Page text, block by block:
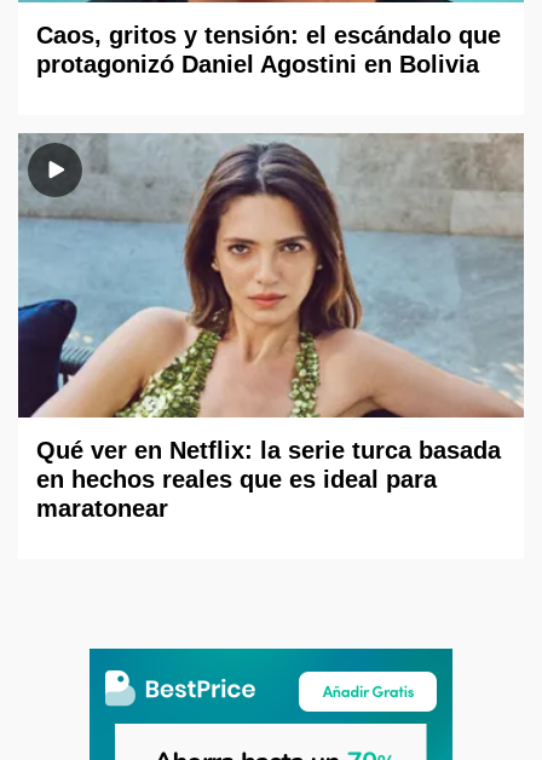
Caos, gritos y tensión: el escándalo que
protagonizó Daniel Agostini en Bolivia
Qué ver en Netflix: la serie turca basada
en hechos reales que es ideal para
maratonear